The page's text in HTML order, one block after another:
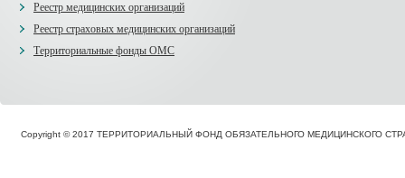
Реестр медицинских организаций
Реестр страховых медицинских организаций
Территориальные фонды ОМС
Copyright © 2017 ТЕРРИТОРИАЛЬНЫЙ ФОНД ОБЯЗАТЕЛЬНОГО МЕДИЦИНСКОГО